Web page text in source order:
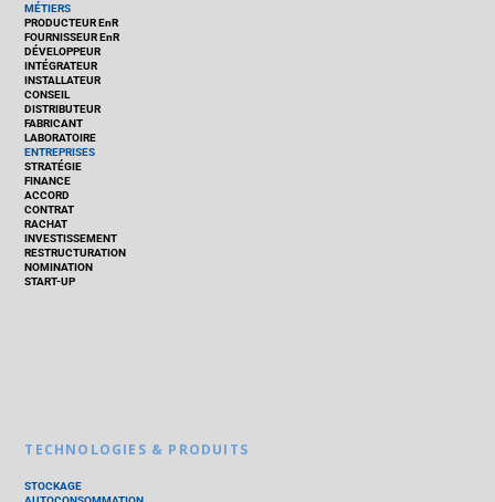
MÉTIERS
PRODUCTEUR EnR
FOURNISSEUR EnR
DÉVELOPPEUR
INTÉGRATEUR
INSTALLATEUR
CONSEIL
DISTRIBUTEUR
FABRICANT
LABORATOIRE
ENTREPRISES
STRATÉGIE
FINANCE
ACCORD
CONTRAT
RACHAT
INVESTISSEMENT
RESTRUCTURATION
NOMINATION
START-UP
TECHNOLOGIES & PRODUITS
STOCKAGE